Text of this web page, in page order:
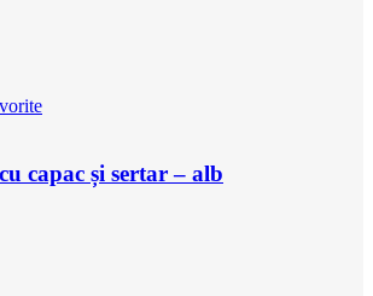
capac și sertar – alb